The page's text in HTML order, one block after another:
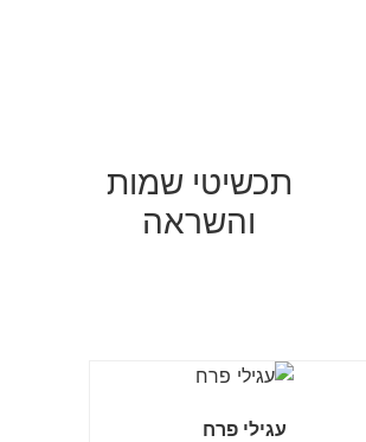
תכשיטי שמות
והשראה
עגילי פרח